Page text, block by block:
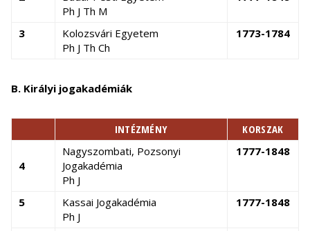
Ph J Th M
3
Kolozsvári Egyetem
Ph J Th Ch
1773-1784
B. Királyi jogakadémiák
INTÉZMÉNY KORSZAK
4
Nagyszombati, Pozsonyi
Jogakadémia
Ph J
1777-1848
5
Kassai Jogakadémia
Ph J
1777-1848